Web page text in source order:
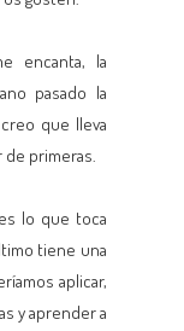
encanta, la
pasado la
que lleva
primeras.
lo que toca
tiene una
aplicar,
y aprender a